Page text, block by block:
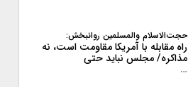
حجت‌الاسلام والمسلمین روانبخش:
راه مقابله با آمریکا مقاومت است، نه
مذاکره/ مجلس نباید حتی
…